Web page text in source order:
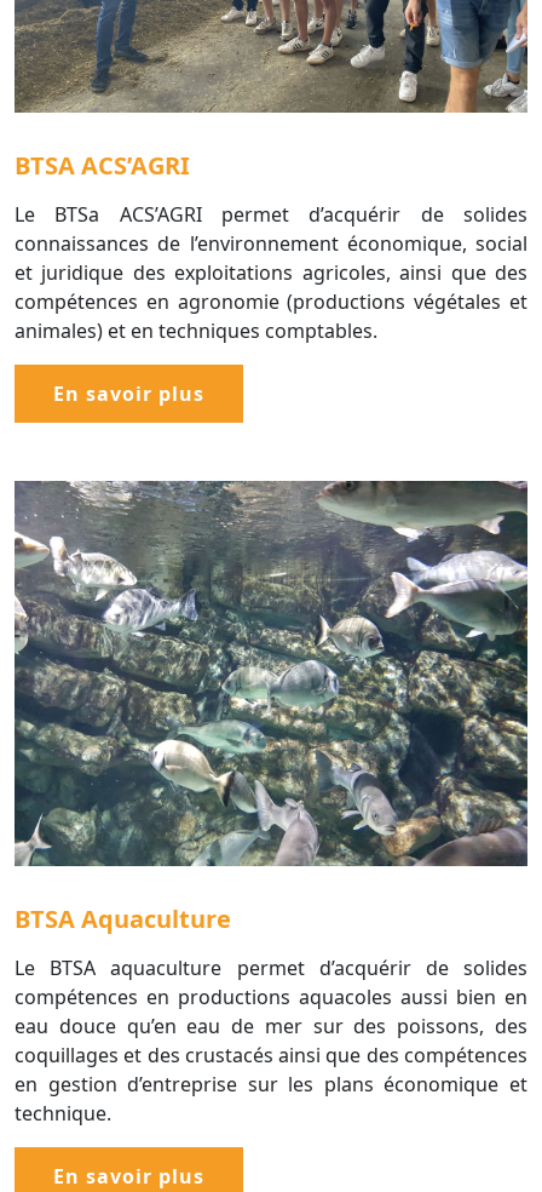
BTSA ACS’AGRI
Le BTSa ACS’AGRI permet d’acquérir de solides
connaissances de l’environnement économique, social
et juridique des exploitations agricoles, ainsi que des
compétences en agronomie (productions végétales et
animales) et en techniques comptables.
En savoir plus
BTSA Aquaculture
Le BTSA aquaculture permet d’acquérir de solides
compétences en productions aquacoles aussi bien en
eau douce qu’en eau de mer sur des poissons, des
coquillages et des crustacés ainsi que des compétences
en gestion d’entreprise sur les plans économique et
technique.
En savoir plus